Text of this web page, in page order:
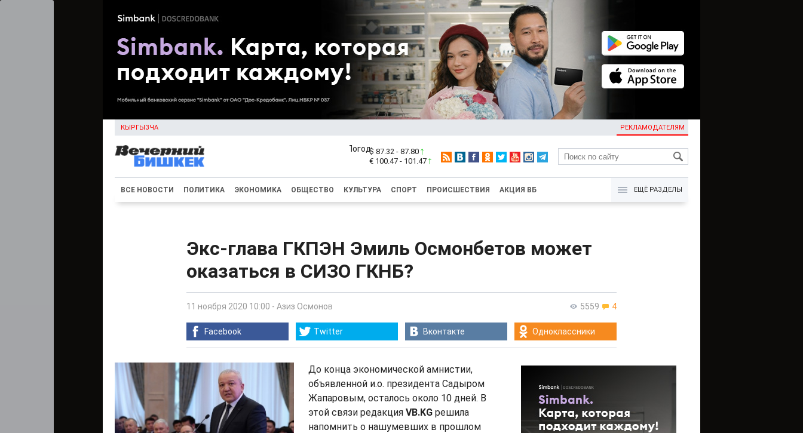
КЫРГЫЗЧА РЕКЛАМОДАТЕЛЯМ
KG
$ 87.32 - 87.80
€ 100.47 - 101.47
ВСЕ НОВОСТИ ПОЛИТИКА ЭКОНОМИКА ОБЩЕСТВО КУЛЬТУРА СПОРТ ПРОИСШЕСТВИЯ АКЦИЯ ВБ ЕЩЁ РАЗДЕЛЫ
Экс-глава ГКПЭН Эмиль Осмонбетов может
оказаться в СИЗО ГКНБ?
5559 4
11 ноября 2020 10:00 - Азиз Осмонов
Facebook Twitter Вконтакте Одноклассники
До конца экономической амнистии,
объявленной и.о. президента Садыром
Жапаровым, осталось около 10 дней. В
этой связи редакция VB.KG решила
напомнить о нашумевших в прошлом